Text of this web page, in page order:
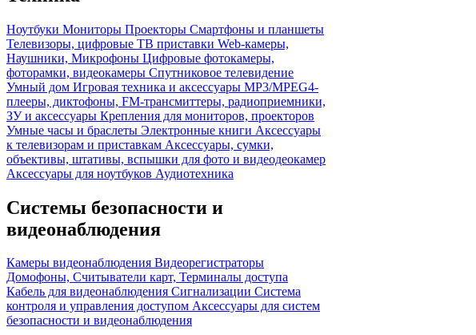
Ноутбуки Мониторы Проекторы Смартфоны и планшеты
Телевизоры, цифровые ТВ приставки Web-камеры,
Наушники, Микрофоны Цифровые фотокамеры,
фоторамки, видеокамеры Спутниковое телевидение
Умный дом Игровая техника и аксессуары MP3/MPEG4-
плееры, диктофоны, FM-трансмиттеры, радиоприемники,
ЗУ и аксессуары Крепления для мониторов, проекторов
Умные часы и браслеты Электронные книги Аксессуары
к телевизорам и приставкам Аксессуары, сумки,
объективы, штативы, вспышки для фото и видеодеокамер
Аксессуары для ноутбуков Аудиотехника
Системы безопасности и
видеонаблюдения
Камеры видеонаблюдения Видеорегистраторы
Домофоны, Считыватели карт, Терминалы доступа
Кабель для видеонаблюдения Сигнализации Система
контроля и управления доступом Аксессуары для систем
безопасности и видеонаблюдения